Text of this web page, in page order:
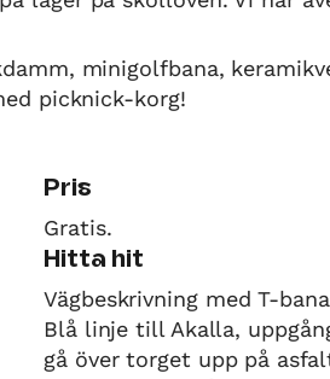
minigolfbana,
picknick-korg!
Pris
Gratis.
Hitta hit
Vägbeskrivning med T-
Blå linje till Akalla,
gå över torget upp på